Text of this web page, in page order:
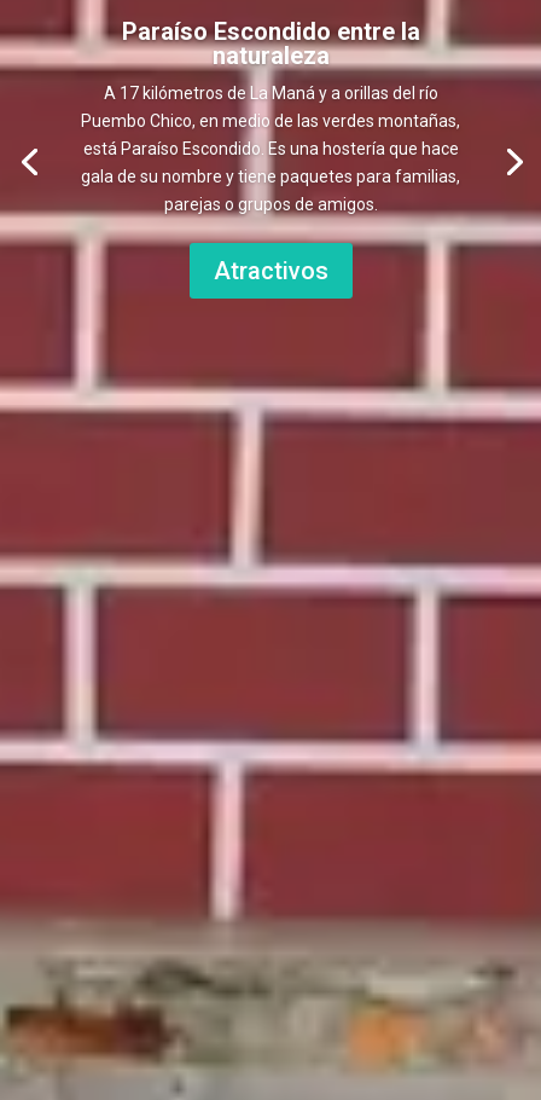
Paraíso Escondido entre la
naturaleza
A 17 kilómetros de La Maná y a orillas del río
Puembo Chico, en medio de las verdes montañas,
está Paraíso Escondido. Es una hostería que hace
gala de su nombre y tiene paquetes para familias,
parejas o grupos de amigos.
Atractivos